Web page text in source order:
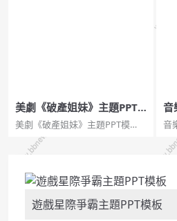
美劇《破產姐妹》主題PPT
模板
美劇《破產姐妹》主題PPT模
板。一份以熱播美劇《破產姐
妹》為主題的PPT模板，時尚雜
誌風設計風格。...
音
音
符
樂
遊戲星際爭霸主題PPT模板